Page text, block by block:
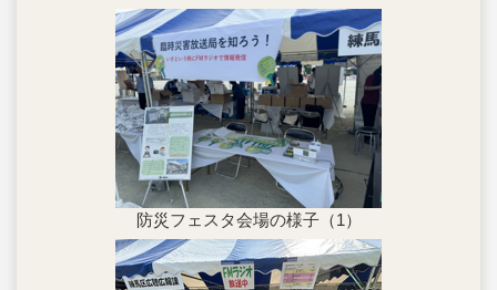
防災フェスタ会場の様子（1）